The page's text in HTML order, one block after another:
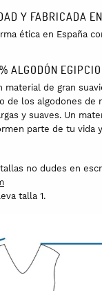
Y FABRICADA
ética en España
ALGODÓN EGIPCIO
material de gran
de los algodones de
y suaves. Un
parte de tu vida
no dudes en
talla 1.